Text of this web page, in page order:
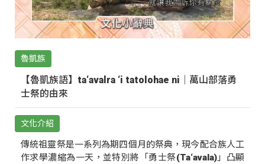
魯凱族
【魯凱族語】ta‘avalra ‘i tatolohae ni｜萬山部落勇
士祭的由來
文化介紹
傳統祖靈祭是一系列為期四個月的祭典，現今配合族人工
作求學濃縮為一天，並特別將「勇士祭(Ta‘avala)」凸顯